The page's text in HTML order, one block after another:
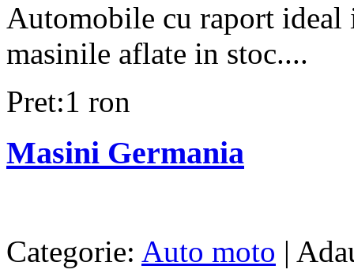
Automobile cu raport ideal
masinile aflate in stoc....
Pret:1 ron
Masini Germania
Categorie: Auto moto |